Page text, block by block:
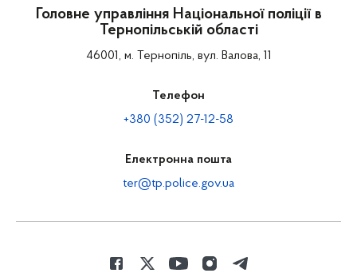
Головне управління Національної поліції в
Тернопільській області
46001, м. Тернопіль, вул. Валова, 11
Телефон
+380 (352) 27-12-58
Електронна пошта
ter@tp.police.gov.ua